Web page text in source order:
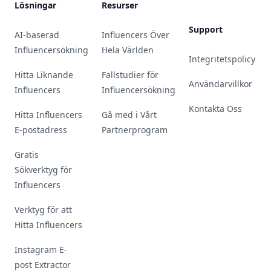
Lösningar
AI-baserad
Influencersökning
Hitta Liknande
Influencers
Hitta Influencers
E-postadress
Gratis
Sökverktyg för
Influencers
Verktyg för att
Hitta Influencers
Instagram E-
post Extractor
Resurser
Influencers Över
Hela Världen
Fallstudier för
Influencersökning
Gå med i Vårt
Partnerprogram
Support
Integritetspolicy
Användarvillkor
Kontakta Oss